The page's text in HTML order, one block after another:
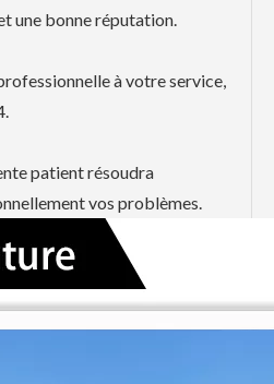
une bonne réputation.
à votre service,
patient résoudra
vos problèmes.